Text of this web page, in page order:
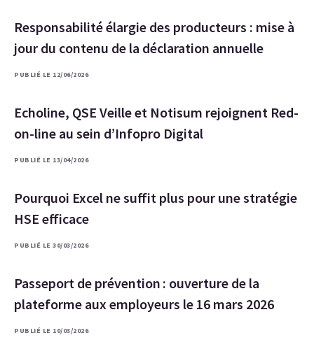
Responsabilité élargie des producteurs : mise à
jour du contenu de la déclaration annuelle
PUBLIÉ LE 12/06/2026
Echoline, QSE Veille et Notisum rejoignent Red-
on-line au sein d’Infopro Digital
PUBLIÉ LE 13/04/2026
Pourquoi Excel ne suffit plus pour une stratégie
HSE efficace
PUBLIÉ LE 30/03/2026
Passeport de prévention : ouverture de la
plateforme aux employeurs le 16 mars 2026
PUBLIÉ LE 10/03/2026